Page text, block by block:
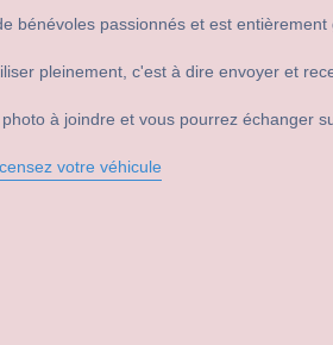
bénévoles passionnés et est entièrement
pleinement, c'est à dire envoyer et
à joindre et vous pourrez échanger
votre véhicule